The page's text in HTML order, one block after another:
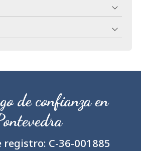
de confianza en
registro: C-36-001885